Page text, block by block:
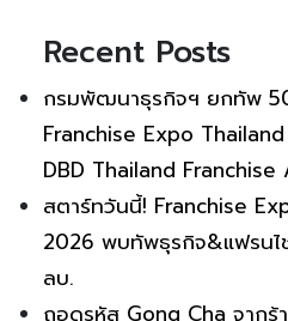
Recent Posts
กรมพัฒนาธุรกิจฯ ยกทัพ
Franchise Expo
DBD Thailand Franchise
สตาร์ทวันนี้! Franchise
2026 พบทัพธุรกิจ&แฟรนไ
ลบ.
ถอดรหัส Gong Cha จาก